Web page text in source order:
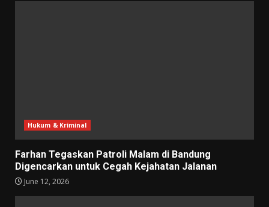
Hukum & Kriminal
Farhan Tegaskan Patroli Malam di Bandung
Digencarkan untuk Cegah Kejahatan Jalanan
June 12, 2026